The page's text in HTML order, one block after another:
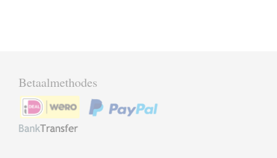
Betaalmethodes